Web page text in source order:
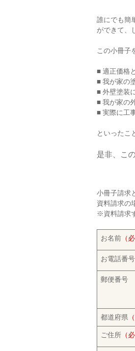
誰にでも簡
ができて、
この小冊子
■ 適正価格
■ 我が家の
■ 外壁塗装
■ 我が家の
■ 実際に工
といったこ
是非、こ
小冊子請求
資料請求の
※資料請求
お名前 （
お電話番号
郵便番号
都道府県
ご住所 （